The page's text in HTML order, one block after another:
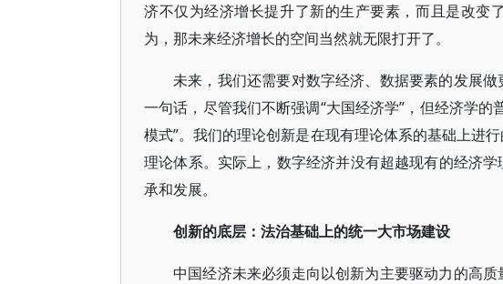
济不仅为经济增长提升了新的生产要素，而且是改变
为，那未来经济增长的空间当然就无限打开了。
未来，我们还需要对数字经济、数据要素的发展
一句话，尽管我们不断强调“大国经济学”，但经济学
模式”。我们的理论创新是在现有理论体系的基础上进
理论体系。实际上，数字经济并没有超越现有的经济
承和发展。
创新的底层：法治基础上的统一大市场建设
中国经济未来必须走向以创新为主要驱动力的高